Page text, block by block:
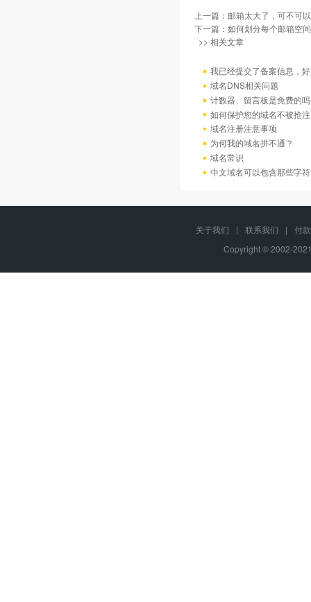
上一篇： 邮箱太大了，可不可
下一篇： 如何划分每个邮箱空
>> 相关文章
我已经提交了备案信息，
域名DNS相关问题
计数器、留言板是免费的
如何保护您的域名不被抢注
域名注册注意事项
为何我的域名拼不通？
域名常识
中文域名可以包含那些字
关于我们 | 联系我们 |
付
Copyright © 2002-